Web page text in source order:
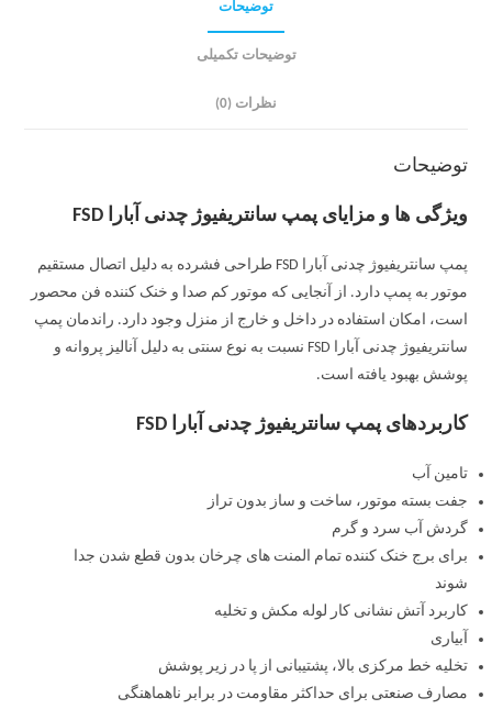
توضیحات
توضیحات تکمیلی
نظرات (0)
توضیحات
ویژگی ها و مزایای پمپ سانتریفیوژ چدنی آبارا FSD
پمپ سانتریفیوژ چدنی آبارا FSD طراحی فشرده به دلیل اتصال مستقیم
موتور به پمپ دارد. از آنجایی که موتور کم صدا و خنک کننده فن محصور
است، امکان استفاده در داخل و خارج از منزل وجود دارد. راندمان پمپ
سانتریفیوژ چدنی آبارا FSD نسبت به نوع سنتی به دلیل آنالیز پروانه و
پوشش بهبود یافته است.
کاربردهای پمپ سانتریفیوژ چدنی آبارا FSD
تامین آب
جفت بسته موتور، ساخت و ساز بدون تراز
گردش آب سرد و گرم
برای برج خنک کننده تمام المنت های چرخان بدون قطع شدن جدا
شوند
کاربرد آتش نشانی کار لوله مکش و تخلیه
آبیاری
تخلیه خط مرکزی بالا، پشتیبانی از پا در زیر پوشش
مصارف صنعتی برای حداکثر مقاومت در برابر ناهماهنگی